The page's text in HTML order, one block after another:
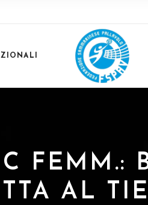
FEMM.:
AL